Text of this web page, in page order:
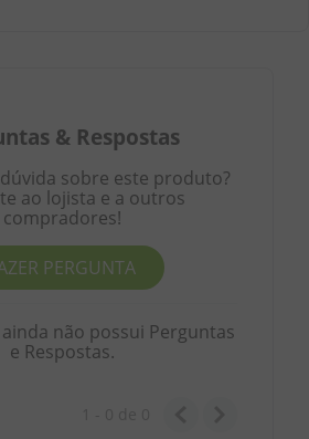
& Respostas
sobre este produto?
ao lojista e a outros
compradores!
PERGUNTA
não possui Perguntas
e Respostas.